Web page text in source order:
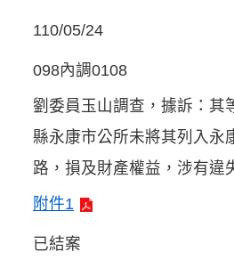
110/05/24
098內調0108
劉委員玉山調查，據訴：其
縣永康市公所未將其列入永
路，損及財產權益，涉有違
附件1
已結案